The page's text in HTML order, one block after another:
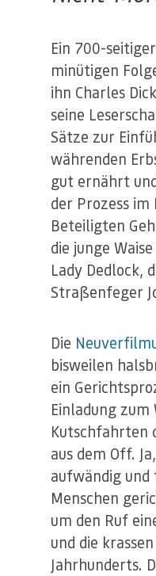
Ein 700-
minütigen
ihn Charles
seine
Sätze zur
währenden
gut ernährt
der Prozess
Beteiligten
die junge
Lady Dedlock,
Straßenfeger
Die
bisweilen
ein
Einladung
Kutschfahrten
aus dem Off.
aufwändig und
Menschen
um den Ruf
und die
Jahrhunderts.